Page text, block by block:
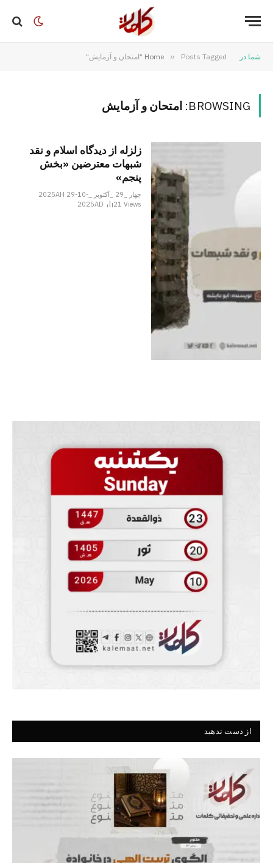
شما در Home » Posts Tagged "امتحان و آزمایش"
BROWSING: امتحان و آزمایش
زلزله از دیدگاه اسلام و نقد
شبهات معترضین «بخش
پنجم»
چهار _29 _آکتوبر _2025AH 29-10-
2025AD
21Views
از دست ندهید